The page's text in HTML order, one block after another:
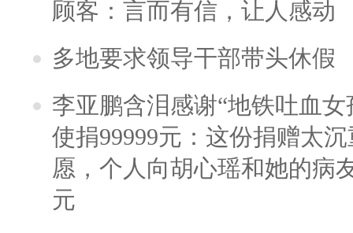
顾客：言而有信，让人感动
多地要求领导干部带头休假
李亚鹏含泪感谢“地铁吐血
使捐99999元：这份捐赠太
愿，个人向胡心瑶和她的病
元